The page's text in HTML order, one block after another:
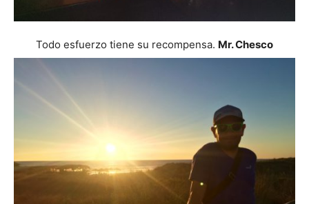
Todo esfuerzo tiene su recompensa. Mr. Chesco